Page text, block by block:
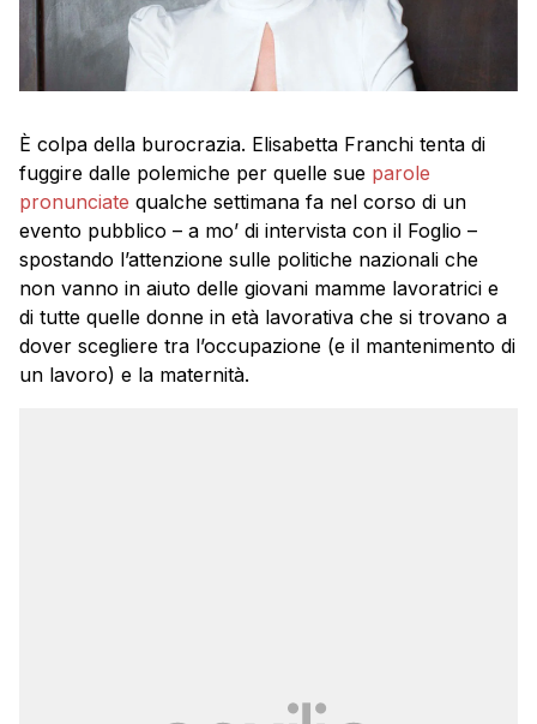
È colpa della burocrazia. Elisabetta Franchi tenta di
fuggire dalle polemiche per quelle sue parole
pronunciate qualche settimana fa nel corso di un
evento pubblico – a mo’ di intervista con il Foglio –
spostando l’attenzione sulle politiche nazionali che
non vanno in aiuto delle giovani mamme lavoratrici e
di tutte quelle donne in età lavorativa che si trovano a
dover scegliere tra l’occupazione (e il mantenimento di
un lavoro) e la maternità.